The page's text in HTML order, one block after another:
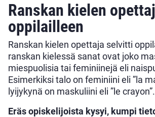
Ranskan kielen
oppilailleen
Ranskan kielen opettaja selvitti
ranskan kielessä sanat ovat joko
miespuolisia tai feminiinejä eli
Esimerkiksi talo on feminiini eli ”la
lyijykynä on maskuliini eli ”le crayon”.
Eräs opiskelijoista kysyi, kumpi